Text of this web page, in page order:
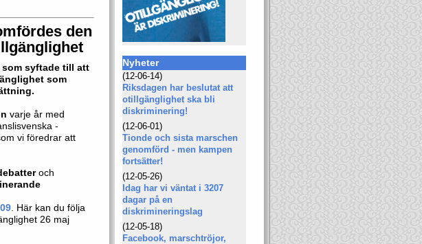
den
syftade till att
som
varje år med
-
vi föredrar att
och
. Här kan du följa
26 maj
Nyheter
(12-06-14)
Riksdagen har beslutat att
otillgänglighet ska bli
diskriminering!
(12-06-01)
Tionde och sista marschen
genomförd - men kampen
fortsätter!
(12-05-26)
Idag har vi väntat i 3207
dagar på en
diskrimineringslag
(12-05-18)
Facebook, marschtröjor,